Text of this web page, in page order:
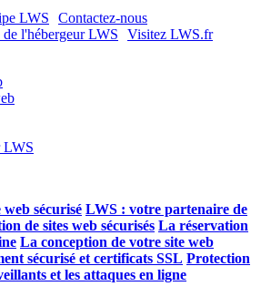
Contactez-nous
Visitez LWS.fr
LWS
sécurisé LWS : votre partenaire de
de sites web sécurisés La réservation
La conception de votre site web
sécurisé et certificats SSL Protection
et les attaques en ligne